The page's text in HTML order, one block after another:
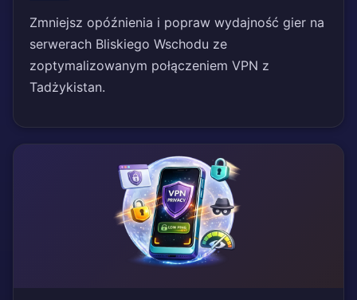
Zmniejsz opóźnienia i popraw wydajność gier na
serwerach Bliskiego Wschodu ze
zoptymalizowanym połączeniem VPN z
Tadżykistan.